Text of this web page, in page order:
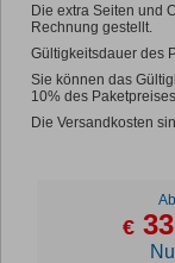
Die extra Seiten und
Rechnung gestellt.
Gültigkeitsdauer des
Sie können das
10% des
Die Versandkosten
Ab
€